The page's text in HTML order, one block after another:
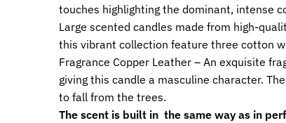
touches highlighting the dominant, intense
Large scented candles made from high-
this vibrant collection feature three cotton
Fragrance Copper Leather – An exquisite
giving this candle a masculine character.
to fall from the trees.
The scent is built in the same way as in